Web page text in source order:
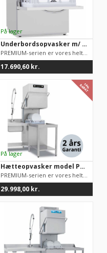
Underbordsopvasker m/ afkalkning model Premium, TOPMODEL, 50×50 bakker
PREMIUM-serien er vores helt egen topmodel. Vi har solgt mere ...
17.690,60 kr.
14%
RABAT
Hætteopvasker model Premium, TOPKVALITET, 50×50 bakker
PREMIUM-serien er vores helt egen topmodel. Vi har solgt mere ...
29.998,00 kr.